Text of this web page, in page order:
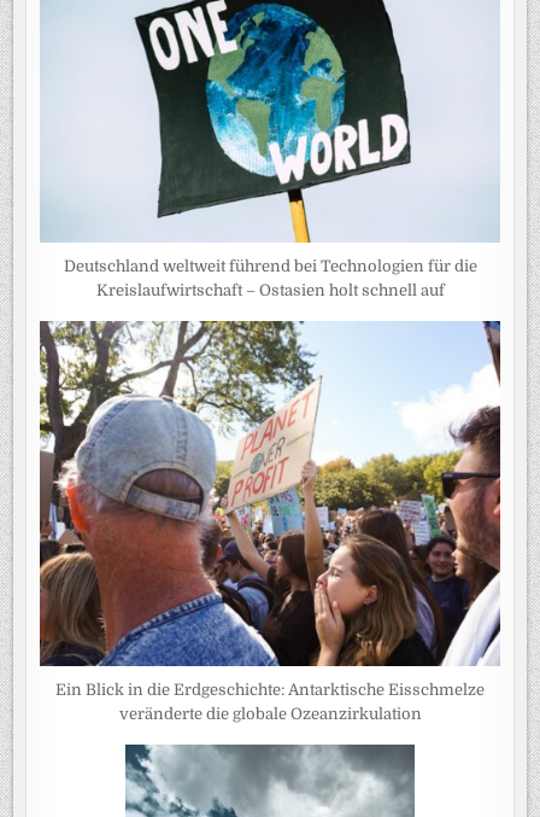
Deutschland weltweit führend bei Technologien für die
Kreislaufwirtschaft – Ostasien holt schnell auf
Ein Blick in die Erdgeschichte: Antarktische Eisschmelze
veränderte die globale Ozeanzirkulation